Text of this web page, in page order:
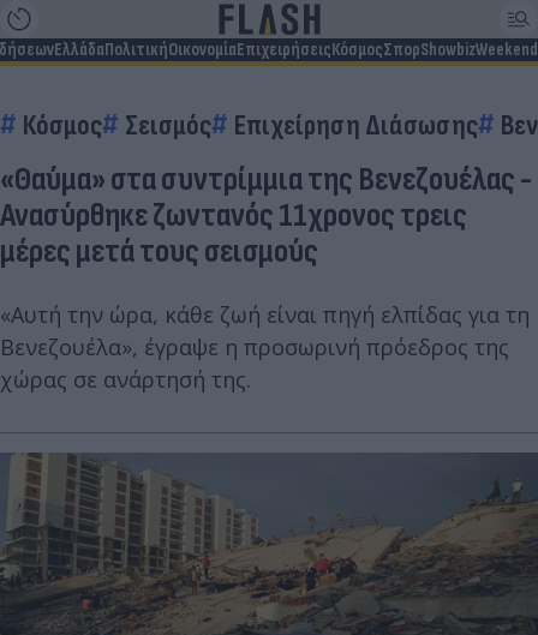
ΕλλάδαΠολιτικήΟικονομίαΕπιχειρήσειςΚόσμοςΣπορShowbizWeekend
Κόσμος Σεισμός Επιχείρηση Διάσωσης
«Θαύμα» στα συντρίμμια της Βενεζουέλας -
Ανασύρθηκε ζωντανός 11χρονος τρεις
μέρες μετά τους σεισμούς
«Αυτή την ώρα, κάθε ζωή είναι πηγή ελπίδας για τη
Βενεζουέλα», έγραψε η προσωρινή πρόεδρος της
χώρας σε ανάρτησή της.